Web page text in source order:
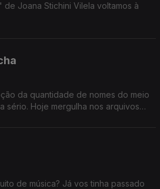
Joana Stichini Vilela voltamos à
da quantidade de nomes do meio
sério. Hoje mergulha nos arquivos
de música? Já vos tinha passado